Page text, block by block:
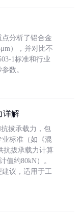
分析了铝合金
），并对比不
1标准和行业
数。
详解
拔承载力，包
标准（如《混
抗拔承载力计算
值约80kN）。
议，适用于工